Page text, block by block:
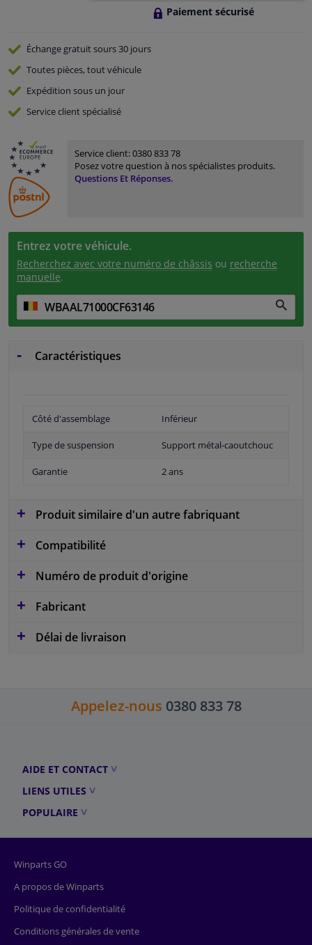
Paiement sécurisé
Échange gratuitsours 30 jours
Toutes pièces, tout véhicule
Expédition sous un jour
Serviceclient spécialisé
Service client:0380 833 78
Posez votre question à nos spécialistes produits.
Questions Et Réponses.
Entrez votre véhicule.
Recherchez avec votre numéro de châssis ou recherche
manuelle.
Caractéristiques
Côté d'assemblage Inférieur
Type de suspension Support métal-caoutchouc
Garantie 2 ans
Produit similaire d'un autre fabriquant
Compatibilité
Numéro de produit d'origine
Fabricant
Délai de livraison
Appelez-nous 0380 833 78
AIDE ET CONTACT
LIENS UTILES
POPULAIRE
Winparts GO
A propos de Winparts
Politique de confidentialité
Conditions générales de vente